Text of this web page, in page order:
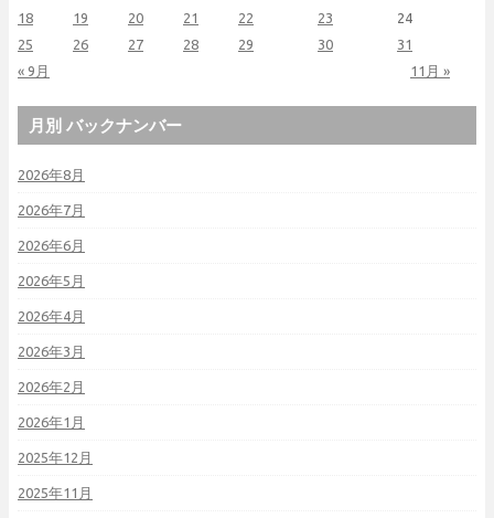
« 9月 11月 »
18
19 20 21 22 23
24
25
26 27 28 29 30 31
月別 バックナンバー
2026年8月
2026年7月
2026年6月
2026年5月
2026年4月
2026年3月
2026年2月
2026年1月
2025年12月
2025年11月